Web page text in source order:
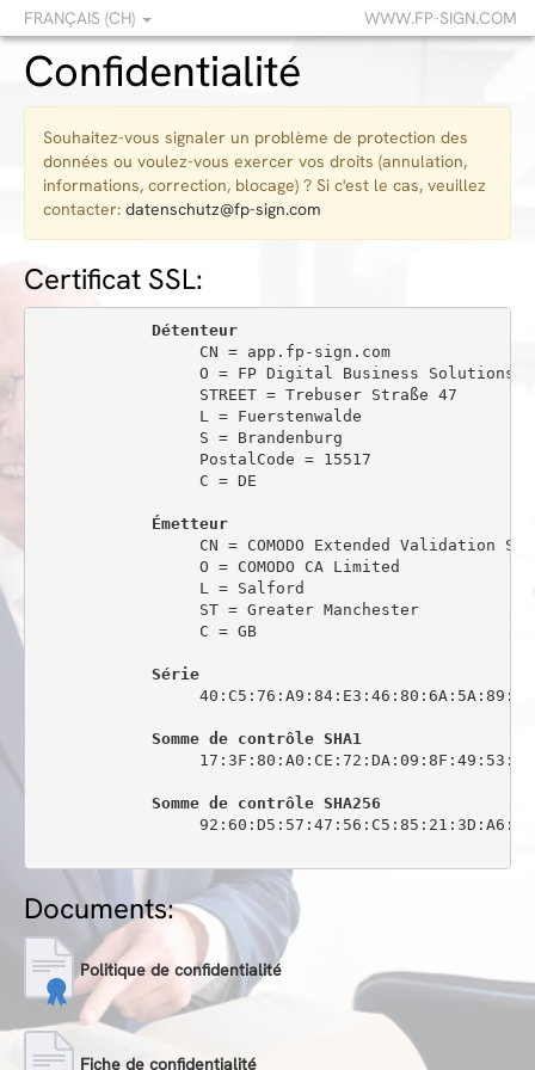
FRANÇAIS (CH) WWW.FP-SIGN.COM
Confidentialité
Souhaitez-vous signaler un problème de protection des
données ou voulez-vous exercer vos droits (annulation,
informations, correction, blocage) ? Si c'est le cas, veuillez
contacter: datenschutz@fp-sign.com
Certificat SSL:
Détenteur
                 CN = app.fp-sign.com
O = FP Digital Business Solutions
                 STREET = Trebuser Straße 47
                 L = Fuerstenwalde
                 S = Brandenburg
                 PostalCode = 15517
                 C = DE
Émetteur
CN = COMODO Extended Validation
                 O = COMODO CA Limited
                 L = Salford
                 ST = Greater Manchester
                 C = GB
Série
Somme de contrôle SHA1
Somme de contrôle SHA256
Documents:
Politique de confidentialité
Fiche de confidentialité